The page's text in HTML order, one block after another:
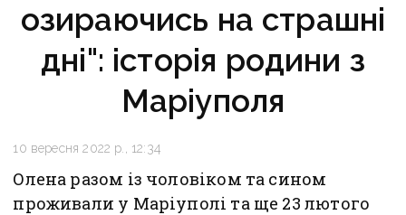
озираючись на страшні
дні": історія родини з
Маріуполя
10 вересня 2022 р., 12:34
Олена разом із чоловіком та сином
проживали у Маріуполі та ще 23 лютого